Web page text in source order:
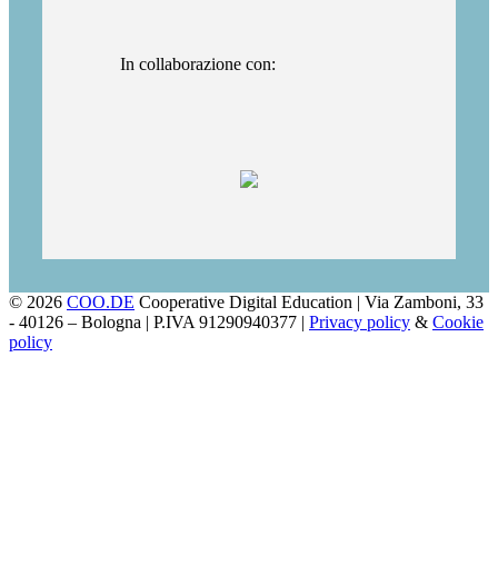
In collaborazione con:
© 2026 COO.DE Cooperative Digital Education | Via Zamboni, 33
- 40126 – Bologna | P.IVA 91290940377 | Privacy policy & Cookie
policy